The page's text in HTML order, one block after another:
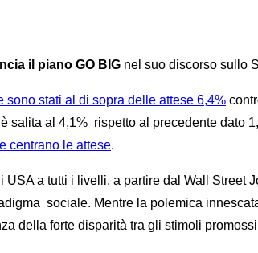
il piano GO BIG nel suo discorso sullo
sono stati al di sopra delle attese 6,4%
salita al 4,1% rispetto al precedente
centrano le attese.
USA a tutti i livelli, a partire dal Wall
sociale. Mentre la polemica
della forte disparità tra gli stimoli